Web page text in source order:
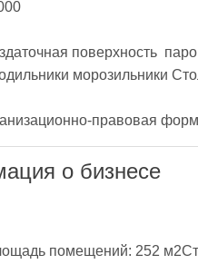
поверхность
морозильники
правовая
о бизнесе
помещений: 252